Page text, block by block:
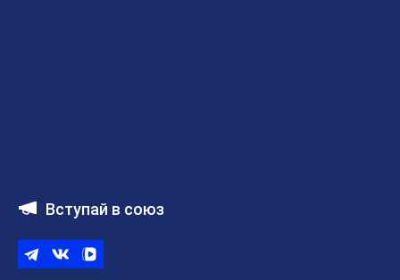
Вступай в союз
TelegramВКонтакте
ВК